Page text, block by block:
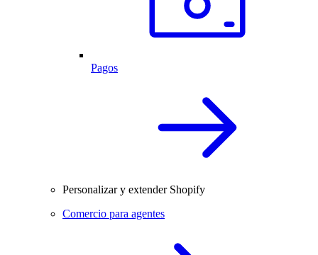
Pagos
Personalizar y extender Shopify
Comercio para agentes